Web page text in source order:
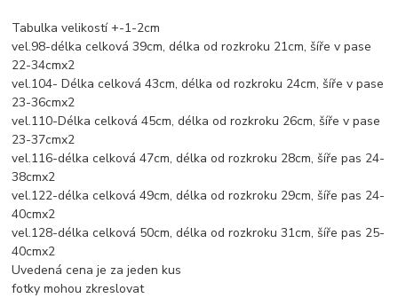
Tabulka velikostí +-1-2cm
vel.98-délka celková 39cm, délka od rozkroku 21cm, šíře v pase
22-34cmx2
vel.104- Délka celková 43cm, délka od rozkroku 24cm, šíře v pase
23-36cmx2
vel.110-Délka celková 45cm, délka od rozkroku 26cm, šíře v pase
23-37cmx2
vel.116-délka celková 47cm, délka od rozkroku 28cm, šíře pas 24-
38cmx2
vel.122-délka celková 49cm, délka od rozkroku 29cm, šíře pas 24-
40cmx2
vel.128-délka celková 50cm, délka od rozkroku 31cm, šíře pas 25-
40cmx2
Uvedená cena je za jeden kus
fotky mohou zkreslovat